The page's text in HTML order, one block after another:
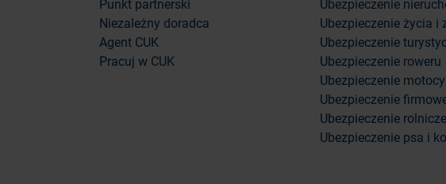
Punkt partnerski
Niezależny doradca
Agent CUK
Pracuj w CUK
Ubezpieczenie
Ubezpieczenie życia i
Ubezpieczenie
Ubezpieczenie roweru
Ubezpieczenie
Ubezpieczenie
Ubezpieczenie rolnicze
Ubezpieczenie psa i